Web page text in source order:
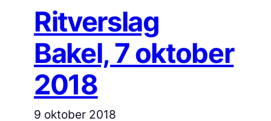
Ritverslag
Bakel, 7 oktober
2018
9 oktober 2018